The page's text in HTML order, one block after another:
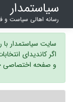
سیاستمدار
رسانه اهالی سیاست و
سایت سیاستمدار
اگر کاندیدای
و صفحه اختصاصی